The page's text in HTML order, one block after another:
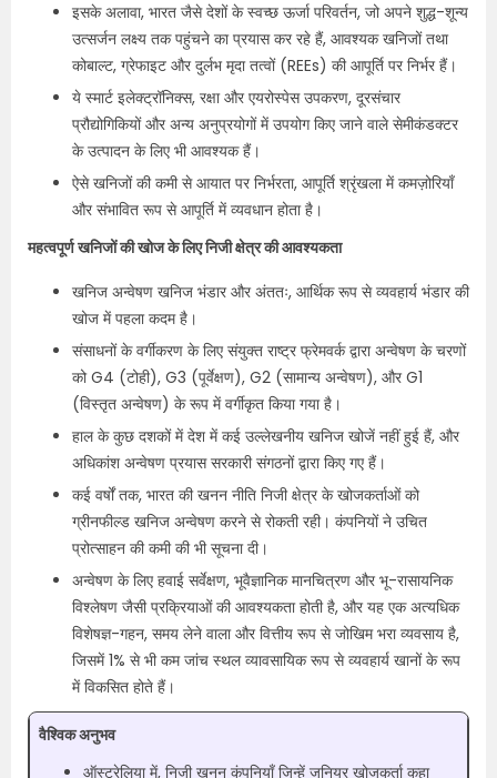
इसके अलावा, भारत जैसे देशों के स्वच्छ ऊर्जा परिवर्तन, जो अपने शुद्ध-शून्य
उत्सर्जन लक्ष्य तक पहुंचने का प्रयास कर रहे हैं, आवश्यक खनिजों तथा
कोबाल्ट, ग्रेफाइट और दुर्लभ मृदा तत्वों (REEs) की आपूर्ति पर निर्भर हैं।
ये स्मार्ट इलेक्ट्रॉनिक्स, रक्षा और एयरोस्पेस उपकरण, दूरसंचार
प्रौद्योगिकियों और अन्य अनुप्रयोगों में उपयोग किए जाने वाले सेमीकंडक्टर
के उत्पादन के लिए भी आवश्यक हैं।
ऐसे खनिजों की कमी से आयात पर निर्भरता, आपूर्ति श्रृंखला में कमज़ोरियाँ
और संभावित रूप से आपूर्ति में व्यवधान होता है।
महत्वपूर्ण खनिजों की खोज के लिए निजी क्षेत्र की आवश्यकता
खनिज अन्वेषण खनिज भंडार और अंततः, आर्थिक रूप से व्यवहार्य भंडार की
खोज में पहला कदम है।
संसाधनों के वर्गीकरण के लिए संयुक्त राष्ट्र फ्रेमवर्क द्वारा अन्वेषण के चरणों
को G4 (टोही), G3 (पूर्वेक्षण), G2 (सामान्य अन्वेषण), और G1
(विस्तृत अन्वेषण) के रूप में वर्गीकृत किया गया है।
हाल के कुछ दशकों में देश में कई उल्लेखनीय खनिज खोजें नहीं हुई हैं, और
अधिकांश अन्वेषण प्रयास सरकारी संगठनों द्वारा किए गए हैं।
कई वर्षों तक, भारत की खनन नीति निजी क्षेत्र के खोजकर्ताओं को
ग्रीनफील्ड खनिज अन्वेषण करने से रोकती रही। कंपनियों ने उचित
प्रोत्साहन की कमी की भी सूचना दी।
अन्वेषण के लिए हवाई सर्वेक्षण, भूवैज्ञानिक मानचित्रण और भू-रासायनिक
विश्लेषण जैसी प्रक्रियाओं की आवश्यकता होती है, और यह एक अत्यधिक
विशेषज्ञ-गहन, समय लेने वाला और वित्तीय रूप से जोखिम भरा व्यवसाय है,
जिसमें 1% से भी कम जांच स्थल व्यावसायिक रूप से व्यवहार्य खानों के रूप
में विकसित होते हैं।
वैश्विक अनुभव
ऑस्ट्रेलिया में, निजी खनन कंपनियाँ जिन्हें जूनियर खोजकर्ता कहा